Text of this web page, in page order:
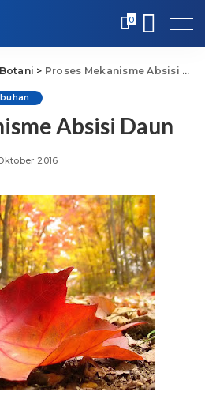
0
Botani > Proses Mekanisme Absisi Daun
Absisi Daun
2016